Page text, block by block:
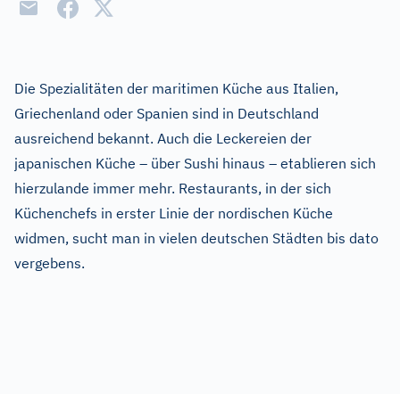
Die Spezialitäten der maritimen Küche aus Italien,
Griechenland oder Spanien sind in Deutschland
ausreichend bekannt. Auch die Leckereien der
japanischen Küche – über Sushi hinaus – etablieren sich
hierzulande immer mehr. Restaurants, in der sich
Küchenchefs in erster Linie der nordischen Küche
widmen, sucht man in vielen deutschen Städten bis dato
vergebens.